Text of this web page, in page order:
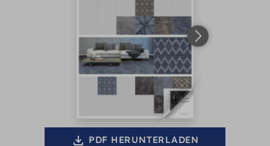
PDF HERUNTERLADEN